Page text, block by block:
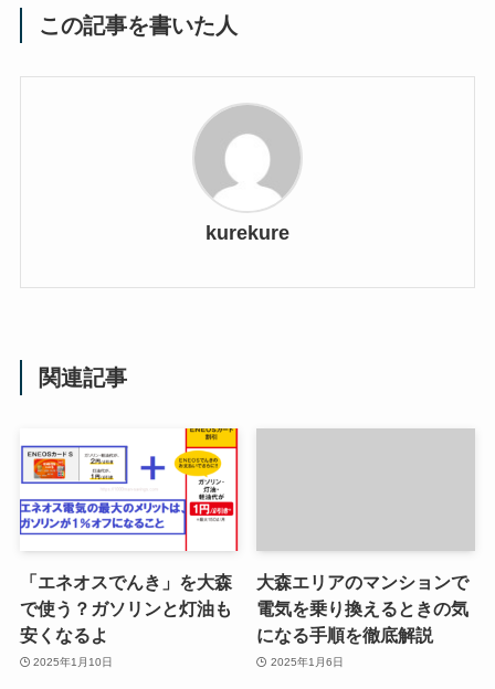
この記事を書いた人
kurekure
関連記事
「エネオスでんき」を大森
で使う？ガソリンと灯油も
安くなるよ
2025年1月10日
大森エリアのマンションで
電気を乗り換えるときの気
になる手順を徹底解説
2025年1月6日